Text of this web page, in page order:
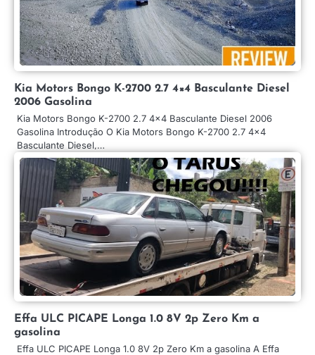
Kia Motors Bongo K-2700 2.7 4×4 Basculante Diesel
2006 Gasolina
Kia Motors Bongo K-2700 2.7 4×4 Basculante Diesel 2006
Gasolina Introdução O Kia Motors Bongo K-2700 2.7 4×4
Basculante Diesel,…
Effa ULC PICAPE Longa 1.0 8V 2p Zero Km a
gasolina
Effa ULC PICAPE Longa 1.0 8V 2p Zero Km a gasolina A Effa